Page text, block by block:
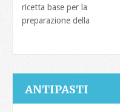
ricetta base per la
preparazione della
ANTIPASTI